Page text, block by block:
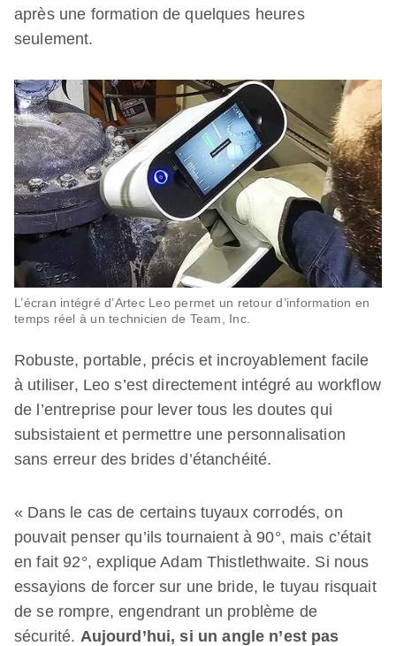
après une formation de quelques heures
seulement.
L’écran intégré d’Artec Leo permet un retour d’information en
temps réel à un technicien de Team, Inc.
Robuste, portable, précis et incroyablement facile
à utiliser, Leo s’est directement intégré au workflow
de l’entreprise pour lever tous les doutes qui
subsistaient et permettre une personnalisation
sans erreur des brides d’étanchéité.
« Dans le cas de certains tuyaux corrodés, on
pouvait penser qu’ils tournaient à 90°, mais c’était
en fait 92°, explique Adam Thistlethwaite. Si nous
essayions de forcer sur une bride, le tuyau risquait
de se rompre, engendrant un problème de
sécurité. Aujourd’hui, si un angle n’est pas